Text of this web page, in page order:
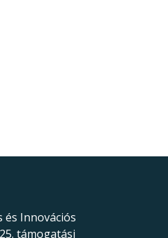
Innovációs
támogatási